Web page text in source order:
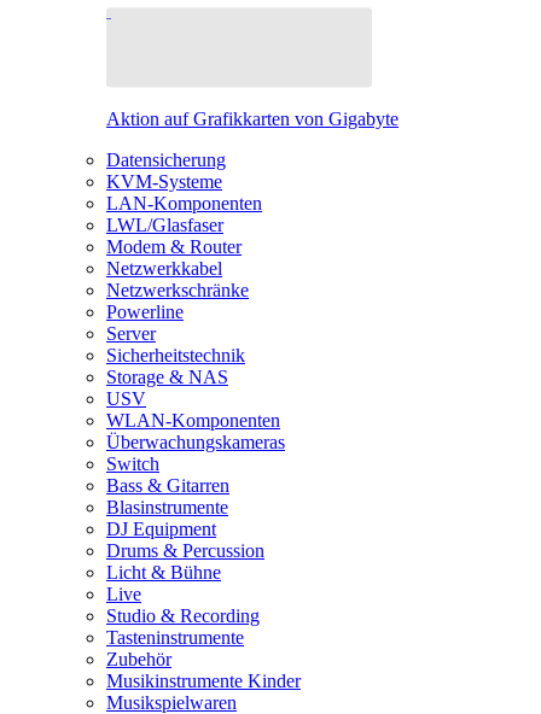
Aktion auf Grafikkarten von Gigabyte
Datensicherung
KVM-Systeme
LAN-Komponenten
LWL/Glasfaser
Modem & Router
Netzwerkkabel
Netzwerkschränke
Powerline
Server
Sicherheitstechnik
Storage & NAS
USV
WLAN-Komponenten
Überwachungskameras
Switch
Bass & Gitarren
Blasinstrumente
DJ Equipment
Drums & Percussion
Licht & Bühne
Live
Studio & Recording
Tasteninstrumente
Zubehör
Musikinstrumente Kinder
Musikspielwaren